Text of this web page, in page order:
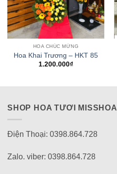
HOA CHÚC MỪNG
Hoa Khai Trương – HKT 85
1.200.000₫
SHOP HOA TƯƠI MISSHOA
Điện Thoại: 0398.864.728
Zalo. viber: 0398.864.728